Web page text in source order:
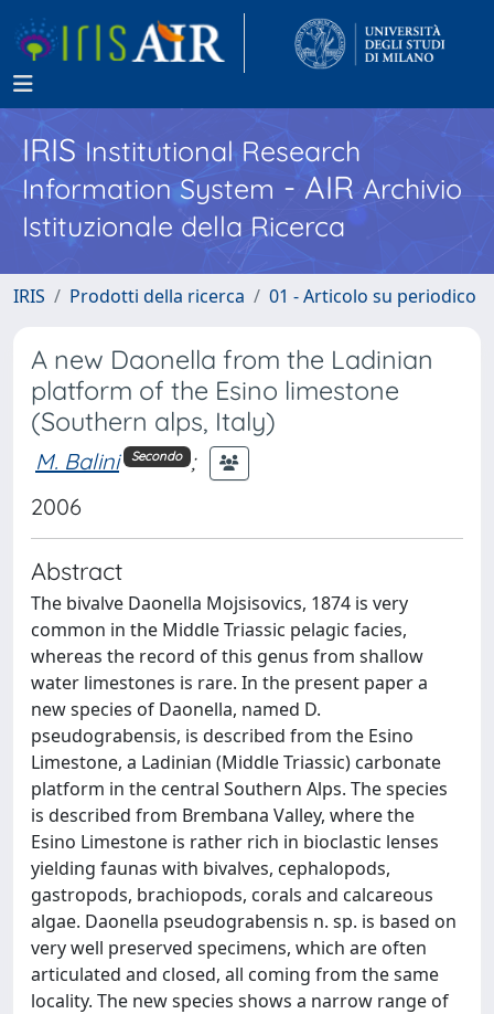
IRISInstitutional Research
Information System - AIR Archivio
Istituzionale della Ricerca
IRIS Prodotti della ricerca 01 - Articolo su periodico
A new Daonella from the Ladinian
platform of the Esino limestone
(Southern alps, Italy)
M. Balini Secondo ;
2006
Abstract
The bivalve Daonella Mojsisovics, 1874 is very
common in the Middle Triassic pelagic facies,
whereas the record of this genus from shallow
water limestones is rare. In the present paper a
new species of Daonella, named D.
pseudograbensis, is described from the Esino
Limestone, a Ladinian (Middle Triassic) carbonate
platform in the central Southern Alps. The species
is described from Brembana Valley, where the
Esino Limestone is rather rich in bioclastic lenses
yielding faunas with bivalves, cephalopods,
gastropods, brachiopods, corals and calcareous
algae. Daonella pseudograbensis n. sp. is based on
very well preserved specimens, which are often
articulated and closed, all coming from the same
locality. The new species shows a narrow range of